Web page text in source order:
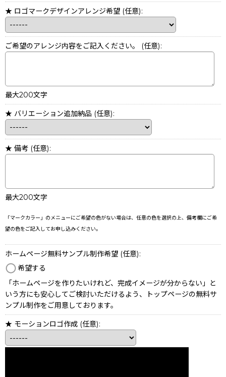
★ ロゴマークデザインアレンジ希望 (任意):
ご希望のアレンジ内容をご記入ください。 (任意):
最大200文字
★ バリエーション追加納品 (任意):
★ 備考 (任意):
最大200文字
「マークカラー」のメニューにご希望の色がない場合は、任意の色を選択の上、備考欄にご希
望の色をご記入してお申し込みください。
ホームページ無料サンプル制作希望 (任意):
希望する
「ホームページを作りたいけれど、完成イメージが分からない」と
いう方にも安心してご検討いただけるよう、トップページの無料サ
ンプル制作をご用意しております。
★ モーションロゴ作成 (任意):